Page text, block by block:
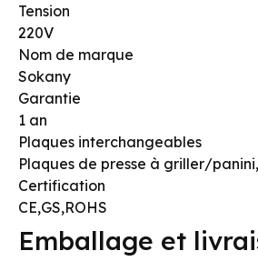
Tension
220V
Nom de marque
Sokany
Garantie
1 an
Plaques interchangeables
Plaques de presse à griller/
Certification
CE,GS,ROHS
Emballage et